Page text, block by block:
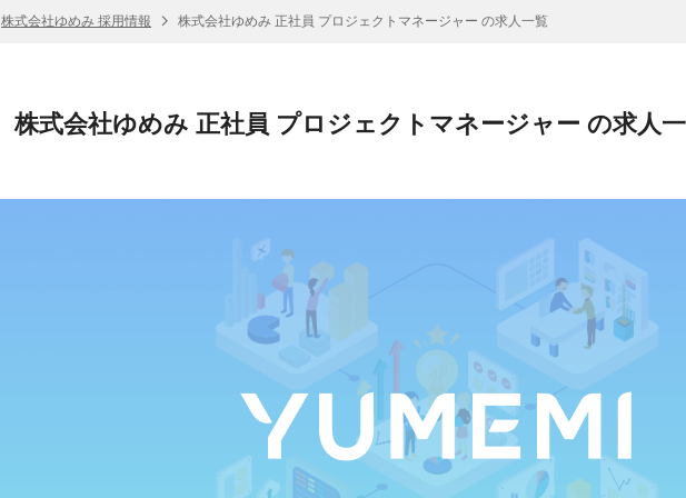
株式会社ゆめみ 採用情報 株式会社ゆめみ 正社員 プロジェクトマネージャー の求人一覧
株式会社ゆめみ 正社員 プロジェクトマネージャー の求人